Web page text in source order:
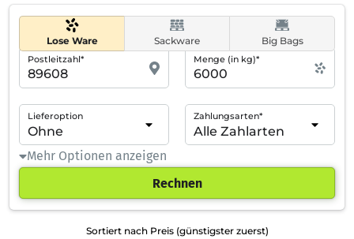
Lose Ware Sackware Big Bags
Postleitzahl* Menge (in kg)*
Lieferoption Zahlungsarten*
Mehr Optionen anzeigen
Rechnen
Sortiert nach Preis (günstigster zuerst)